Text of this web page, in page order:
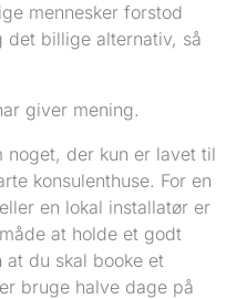
mennesker forstod
billige alternativ, så
giver mening.
noget, der kun er lavet til
konsulenthuse. For en
en lokal installatør er
at holde et godt
at du skal booke et
bruge halve dage på